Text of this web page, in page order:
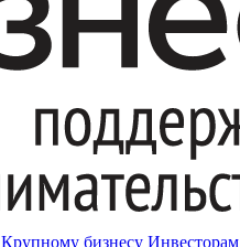
Крупному бизнесу Инвесторам